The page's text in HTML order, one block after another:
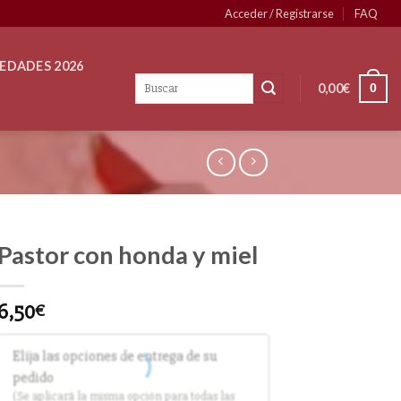
Acceder / Registrarse FAQ
2026
0,00€ 0
Pastor con honda y miel
€
Elija las opciones de entrega de su
pedido
(Se aplicará la misma opción para todas las